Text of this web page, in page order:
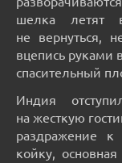
шелка летят
не вернуться,
вцепись руками
спасительный
Индия
на жесткую
раздражение
койку,